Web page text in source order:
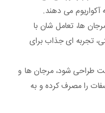
می‌ دهند.
ها، تعامل‌ شان با
تجربه‌ ای جذاب برای
طراحی شود، مرجان‌ ها و
را مصرف کرده و به